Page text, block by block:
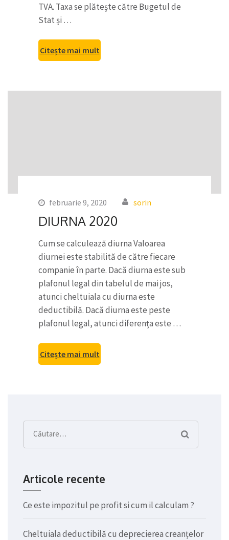
TVA. Taxa se plătește către Bugetul de
Stat și …
Citește mai mult
februarie 9, 2020 sorin
DIURNA 2020
Cum se calculează diurna Valoarea
diurnei este stabilită de către fiecare
companie în parte. Dacă diurna este sub
plafonul legal din tabelul de mai jos,
atunci cheltuiala cu diurna este
deductibilă. Dacă diurna este peste
plafonul legal, atunci diferența este …
Citește mai mult
Caută
după:
Articole recente
Ce este impozitul pe profit si cum il calculam ?
Cheltuiala deductibilă cu deprecierea creanțelor